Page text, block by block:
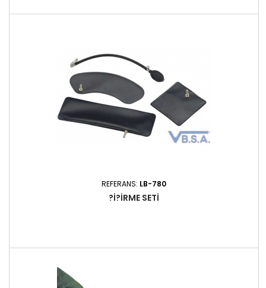
ile sağlam bir şekilde tutulur ve kullanım sırasında stabilite ve
REFERANS: LB-780
?I?IRME SETI